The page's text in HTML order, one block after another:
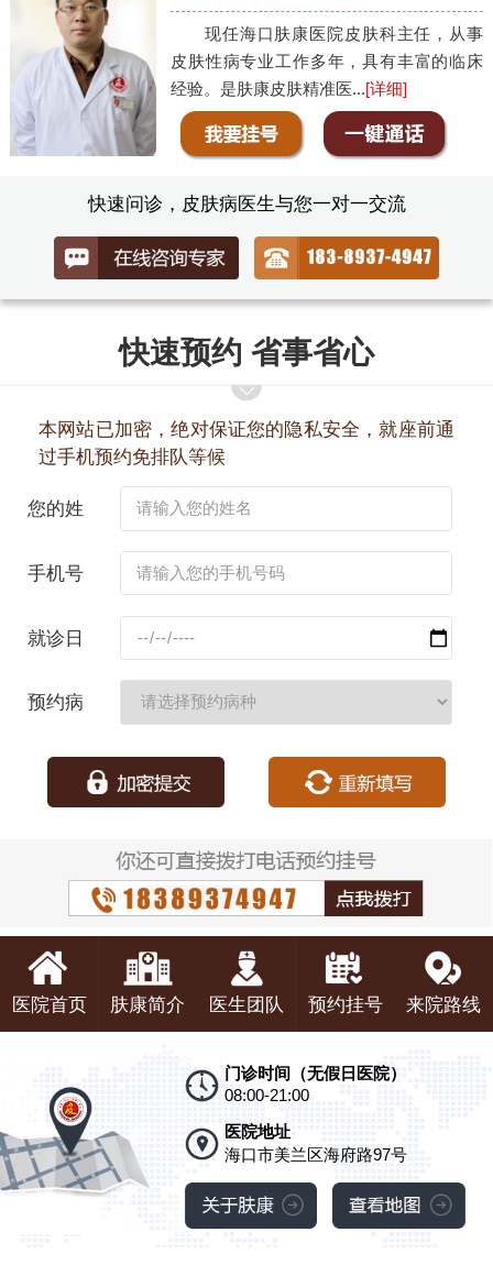
现任海口肤康医院皮肤科主任，从事
皮肤性病专业工作多年，具有丰富的临床
经验。是肤康皮肤精准医...[详细]
快速问诊，皮肤病医生与您一对一交流
快速预约 省事省心
本网站已加密，绝对保证您的隐私安全，就座前通
过手机预约免排队等候
您的姓
手机号
就诊日
预约病
医院首页 肤康简介 医生团队 预约挂号 来院路线
门诊时间（无假日医院）
08:00-21:00
医院地址
海口市美兰区海府路97号